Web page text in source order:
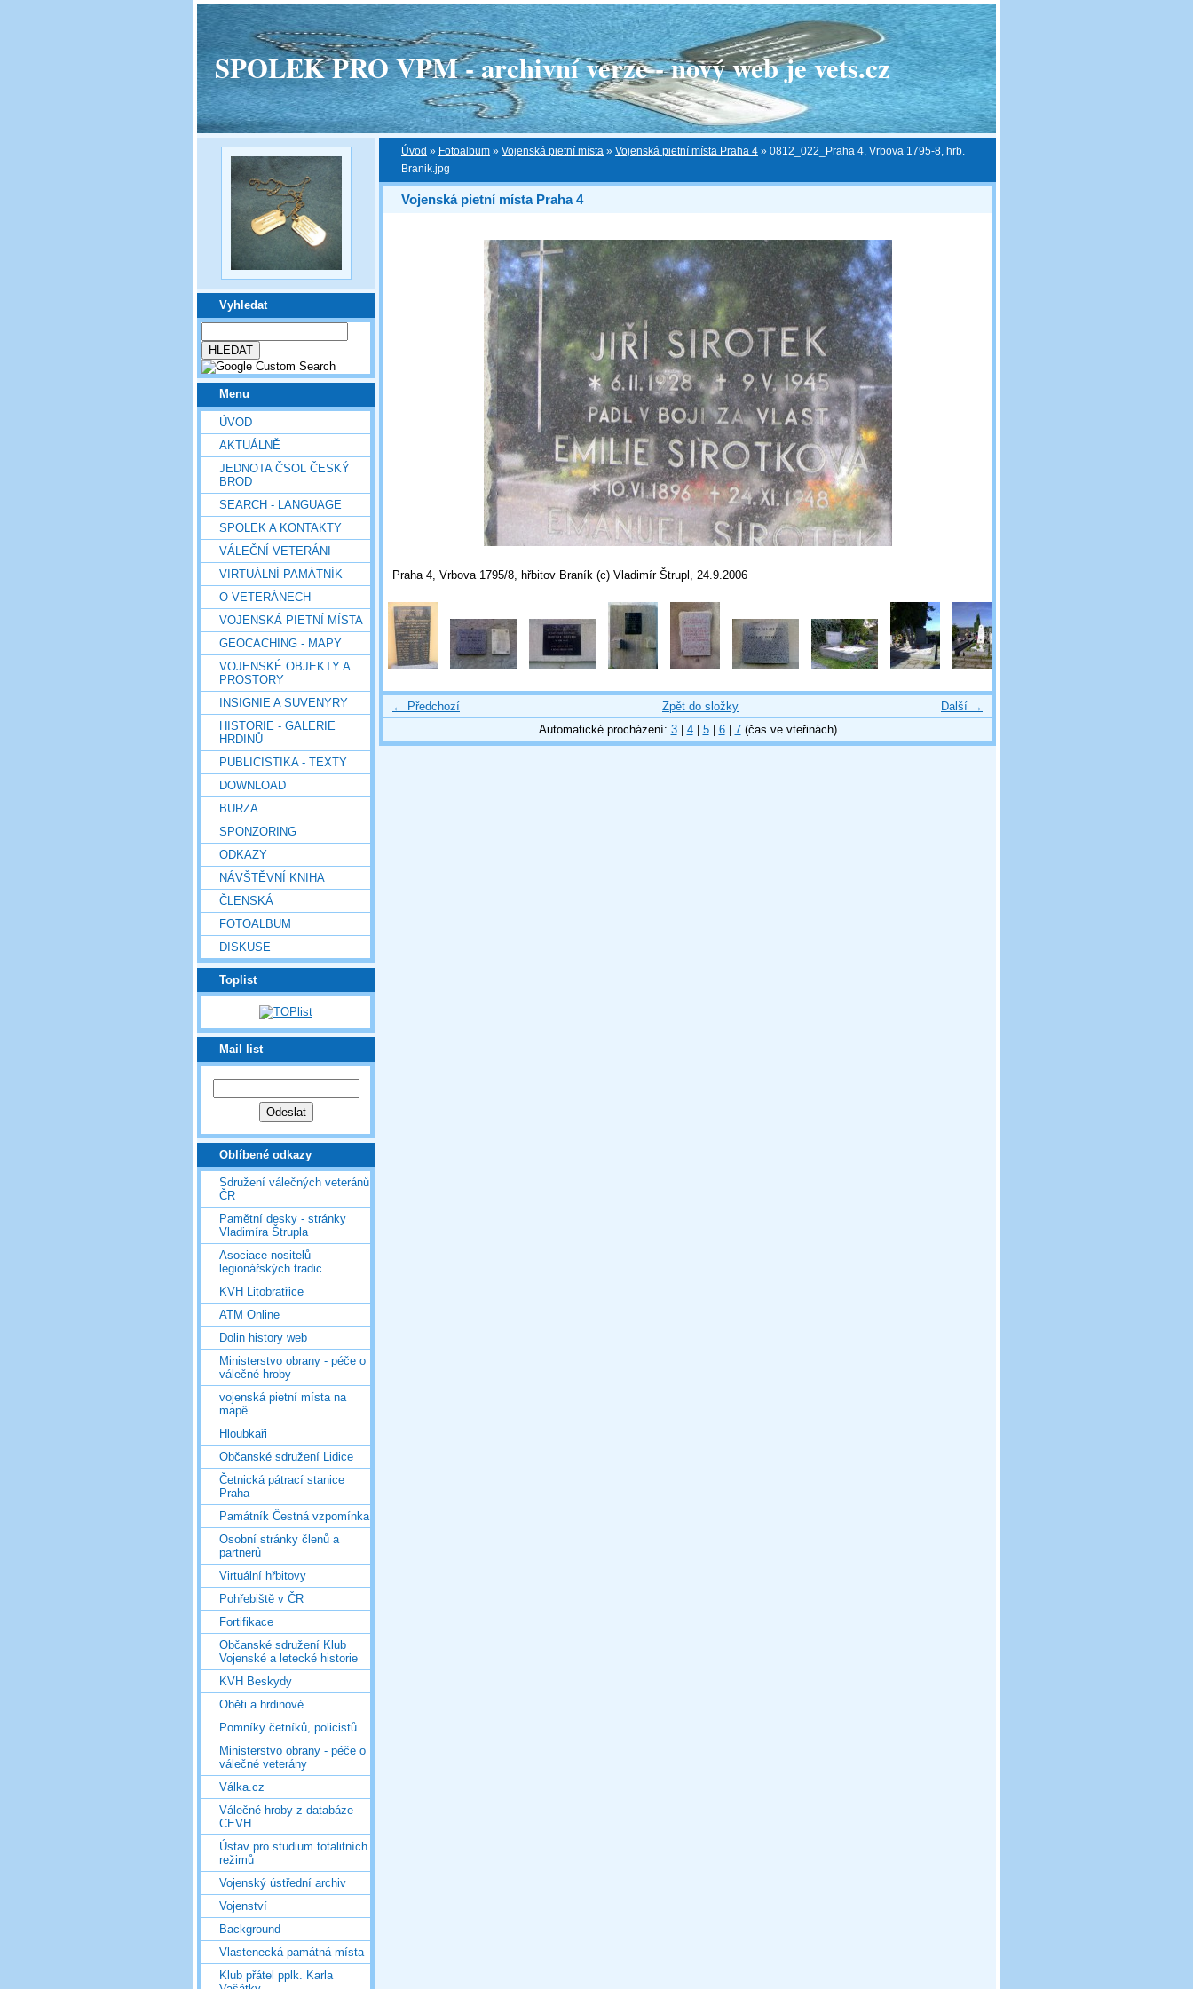
SPOLEK PRO VPM - archivní verze - nový web je vets.cz
Vyhledat
Menu
ÚVOD
AKTUÁLNĚ
JEDNOTA ČSOL ČESKÝ
BROD
SEARCH - LANGUAGE
SPOLEK A KONTAKTY
VÁLEČNÍ VETERÁNI
VIRTUÁLNÍ PAMÁTNÍK
O VETERÁNECH
VOJENSKÁ PIETNÍ MÍSTA
GEOCACHING - MAPY
VOJENSKÉ OBJEKTY A
PROSTORY
INSIGNIE A SUVENYRY
HISTORIE - GALERIE
HRDINŮ
PUBLICISTIKA - TEXTY
DOWNLOAD
BURZA
SPONZORING
ODKAZY
NÁVŠTĚVNÍ KNIHA
ČLENSKÁ
FOTOALBUM
DISKUSE
Toplist
Mail list
Oblíbené odkazy
Sdružení válečných veteránů
ČR
Pamětní desky - stránky
Vladimíra Štrupla
Asociace nositelů
legionářských tradic
KVH Litobratřice
ATM Online
Dolin history web
Ministerstvo obrany - péče o
válečné hroby
vojenská pietní místa na
mapě
Hloubkaři
Občanské sdružení Lidice
Četnická pátrací stanice
Praha
Památník Čestná vzpomínka
Osobní stránky členů a
partnerů
Virtuální hřbitovy
Pohřebiště v ČR
Fortifikace
Občanské sdružení Klub
Vojenské a letecké historie
KVH Beskydy
Oběti a hrdinové
Pomníky četníků, policistů
Ministerstvo obrany - péče o
válečné veterány
Válka.cz
Válečné hroby z databáze
CEVH
Ústav pro studium totalitních
režimů
Vojenský ústřední archiv
Vojenství
Background
Vlastenecká památná místa
Klub přátel pplk. Karla
Úvod » Fotoalbum » Vojenská pietní místa » Vojenská pietní místa Praha 4 » 0812_022_Praha 4, Vrbova 1795-8, hrb.
Branik.jpg
Vojenská pietní místa Praha 4
Praha 4, Vrbova 1795/8, hřbitov Braník (c) Vladimír Štrupl, 24.9.2006
← Předchozí Další →
Zpět do složky
Automatické procházení: 3| 4| 5| 6| 7(čas ve vteřinách)